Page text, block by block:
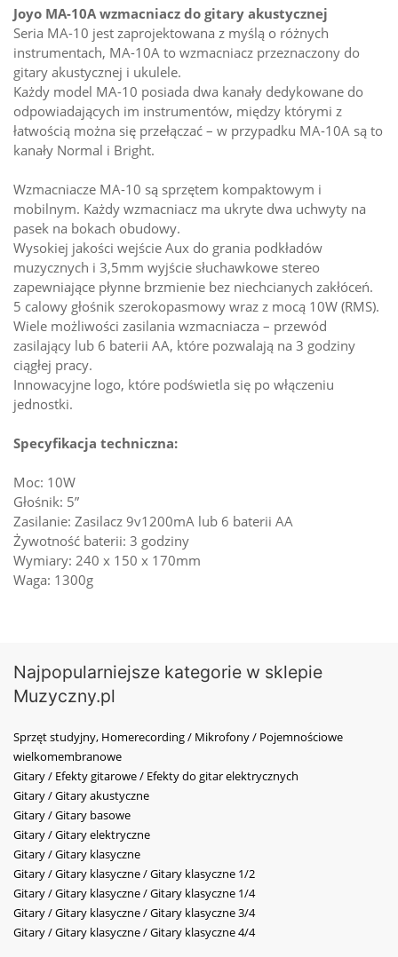
Joyo MA-10A wzmacniacz do gitary akustycznej
Seria MA-10 jest zaprojektowana z myślą o różnych
instrumentach, MA-10A to wzmacniacz przeznaczony do
gitary akustycznej i ukulele.
Każdy model MA-10 posiada dwa kanały dedykowane do
odpowiadających im instrumentów, między którymi z
łatwością można się przełączać – w przypadku MA-10A są to
kanały Normal i Bright.
Wzmacniacze MA-10 są sprzętem kompaktowym i
mobilnym. Każdy wzmacniacz ma ukryte dwa uchwyty na
pasek na bokach obudowy.
Wysokiej jakości wejście Aux do grania podkładów
muzycznych i 3,5mm wyjście słuchawkowe stereo
zapewniające płynne brzmienie bez niechcianych zakłóceń.
5 calowy głośnik szerokopasmowy wraz z mocą 10W (RMS).
Wiele możliwości zasilania wzmacniacza – przewód
zasilający lub 6 baterii AA, które pozwalają na 3 godziny
ciągłej pracy.
Innowacyjne logo, które podświetla się po włączeniu
jednostki.
Specyfikacja techniczna:
Moc: 10W
Głośnik: 5”
Zasilanie: Zasilacz 9v1200mA lub 6 baterii AA
Żywotność baterii: 3 godziny
Wymiary: 240 x 150 x 170mm
Waga: 1300g
Najpopularniejsze kategorie w sklepie
Muzyczny.pl
Sprzęt studyjny, Homerecording / Mikrofony / Pojemnościowe
wielkomembranowe
Gitary / Efekty gitarowe / Efekty do gitar elektrycznych
Gitary / Gitary akustyczne
Gitary / Gitary basowe
Gitary / Gitary elektryczne
Gitary / Gitary klasyczne
Gitary / Gitary klasyczne / Gitary klasyczne 1/2
Gitary / Gitary klasyczne / Gitary klasyczne 1/4
Gitary / Gitary klasyczne / Gitary klasyczne 3/4
Gitary / Gitary klasyczne / Gitary klasyczne 4/4